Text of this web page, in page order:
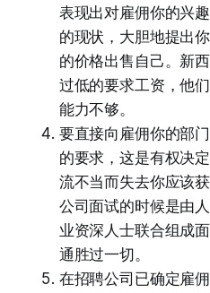
表现出对雇佣你的兴
的现状，大胆地提出
的价格出售自己。新
过低的要求工资，他
能力不够。
要直接向雇佣你的部
的要求，这是有权决
流不当而失去你应该
公司面试的时候是由
业资深人士联合组成
通胜过一切。
在招聘公司已确定雇